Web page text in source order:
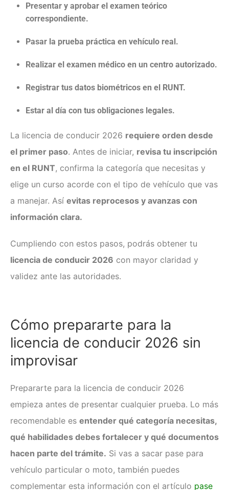
Presentar y aprobar el examen teórico
correspondiente.
Pasar la prueba práctica en vehículo real.
Realizar el examen médico en un centro autorizado.
Registrar tus datos biométricos en el RUNT.
Estar al día con tus obligaciones legales.
La licencia de conducir 2026 requiere orden desde
el primer paso. Antes de iniciar, revisa tu inscripción
en el RUNT, confirma la categoría que necesitas y
elige un curso acorde con el tipo de vehículo que vas
a manejar. Así evitas reprocesos y avanzas con
información clara.
Cumpliendo con estos pasos, podrás obtener tu
licencia de conducir 2026 con mayor claridad y
validez ante las autoridades.
Cómo prepararte para la
licencia de conducir 2026 sin
improvisar
Prepararte para la licencia de conducir 2026
empieza antes de presentar cualquier prueba. Lo más
recomendable es entender qué categoría necesitas,
qué habilidades debes fortalecer y qué documentos
hacen parte del trámite. Si vas a sacar pase para
vehículo particular o moto, también puedes
complementar esta información con el artículo pase